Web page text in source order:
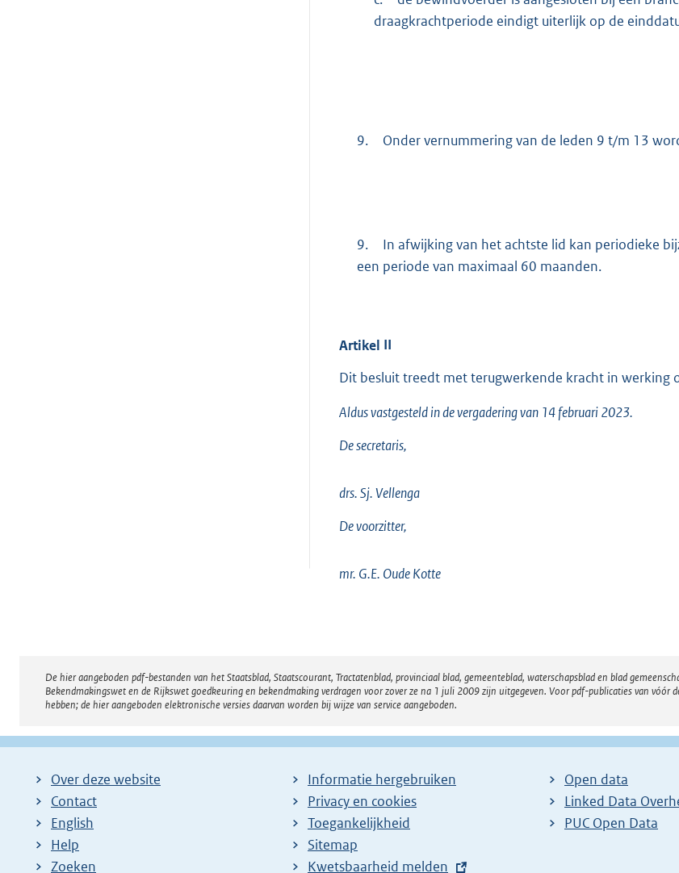
draagkrachtperiode eindigt uiterlijk op de
9. Onder vernummering van de leden 9 t/m 13
9.
In afwijking van het achtste lid kan periodieke
een periode van maximaal 60 maanden.
Artikel II
Dit besluit treedt met terugwerkende kracht in werking
Aldus vastgesteld in de vergadering van 14 februari 2023.
De secretaris,
drs. Sj. Vellenga
De voorzitter,
mr. G.E. Oude Kotte
Disclaimer
De hier aangeboden pdf-bestanden van het Staatsblad, Staatscourant, Tractatenblad, provinciaal blad, gemeenteblad, waterschapsblad en blad
Bekendmakingswet en de Rijkswet goedkeuring en bekendmaking verdragen voor zover ze na 1 juli 2009 zijn uitgegeven. Voor pdf-publicaties van
hebben; de hier aangeboden elektronische versies daarvan worden bij wijze van service aangeboden.
Over deze website
Contact
English
Help
Zoeken
Informatie hergebruiken
Privacy en cookies
Toegankelijkheid
Sitemap
E
Kwetsbaarheid melden
Open data
Linked Data
PUC Open Data